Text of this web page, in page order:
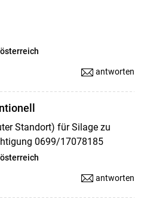
antworten
Standort) für Silage zu
0699/17078185
antworten